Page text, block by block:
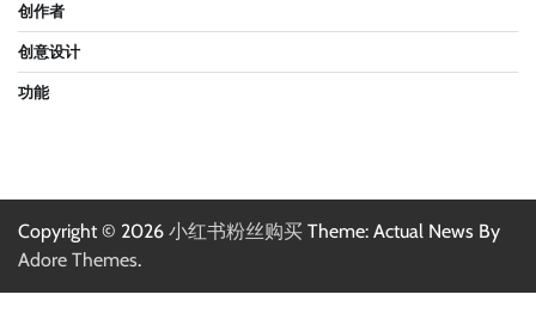
创作者
创意设计
功能
Copyright © 2026 小红书粉丝购买 Theme: Actual News By
Adore Themes.